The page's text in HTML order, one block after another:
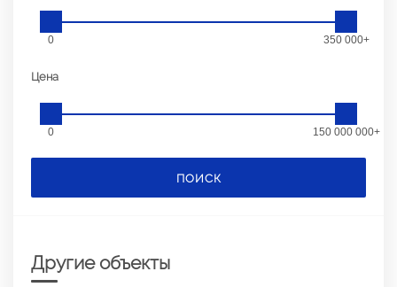
0 350 000+
Цена
0 150 000 000+
ПОИСК
Другие объекты